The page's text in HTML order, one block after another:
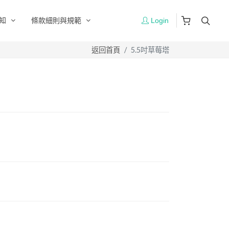
Login
條款細則與規範
返回首頁 5.5吋草莓塔